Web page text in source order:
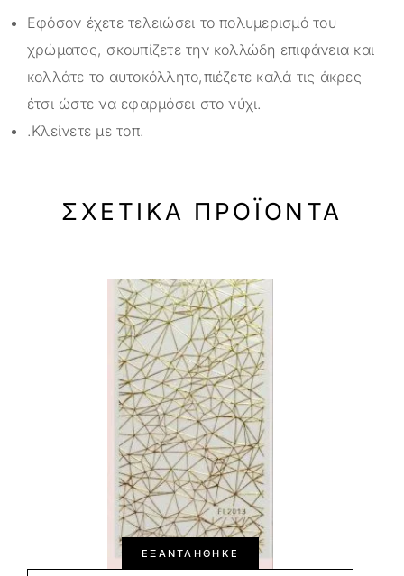
Εφόσον έχετε τελειώσει το πολυμερισμό του
χρώματος, σκουπίζετε την κολλώδη επιφάνεια και
κολλάτε το αυτοκόλλητο,πιέζετε καλά τις άκρες
έτσι ώστε να εφαρμόσει στο νύχι.
.Κλείνετε με τοπ.
ΣΧΕΤΙΚΆ ΠΡΟΪΌΝΤΑ
ΕΞΑΝΤΛΉΘΗΚΕ